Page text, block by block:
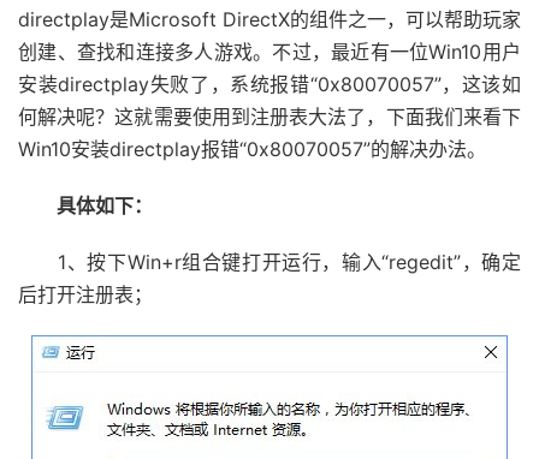
directplay是Microsoft DirectX的组件之一，可以帮助玩家
创建、查找和连接多人游戏。不过，最近有一位Win10用户
安装directplay失败了，系统报错“0x80070057”，这该如
何解决呢？这就需要使用到注册表大法了，下面我们来看下
Win10安装directplay报错“0x80070057”的解决办法。
具体如下：
1、按下Win+r组合键打开运行，输入“regedit”，确定
后打开注册表；